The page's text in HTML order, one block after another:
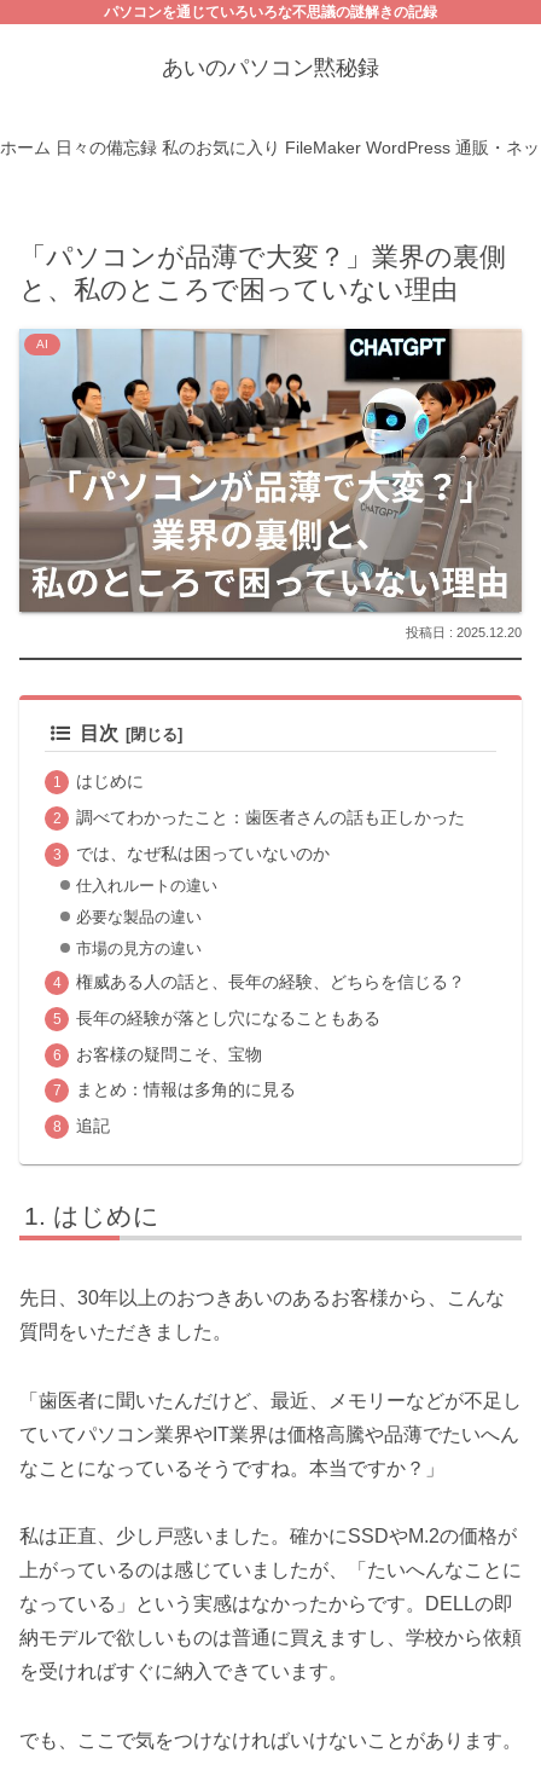
パソコンを通じていろいろな不思議の謎解きの記録
あいのパソコン黙秘録
ホーム 日々の備忘録 私のお気に入り FileMaker WordPress 通販・ネ
「パソコンが品薄で大変？」業界の裏側
と、私のところで困っていない理由
AI
2025.12.20
目次
はじめに
調べてわかったこと：歯医者さんの話も正しかった
では、なぜ私は困っていないのか
仕入れルートの違い
必要な製品の違い
市場の見方の違い
権威ある人の話と、長年の経験、どちらを信じる？
長年の経験が落とし穴になることもある
お客様の疑問こそ、宝物
まとめ：情報は多角的に見る
追記
はじめに
先日、30年以上のおつきあいのあるお客様から、こんな
質問をいただきました。
「歯医者に聞いたんだけど、最近、メモリーなどが不足し
ていてパソコン業界やIT業界は価格高騰や品薄でたいへん
なことになっているそうですね。本当ですか？」
私は正直、少し戸惑いました。確かにSSDやM.2の価格が
上がっているのは感じていましたが、「たいへんなことに
なっている」という実感はなかったからです。DELLの即
納モデルで欲しいものは普通に買えますし、学校から依頼
を受ければすぐに納入できています。
でも、ここで気をつけなければいけないことがあります。